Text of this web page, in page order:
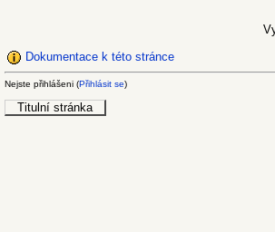
Dokumentace k této stránce
Nejste přihlášeni (Přihlásit se)
Titulní stránka